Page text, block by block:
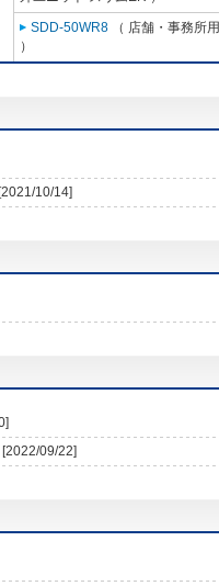
SDD-50WR8 （ 店舗・事務所
）
[2021/10/14]
[2022/09/22]